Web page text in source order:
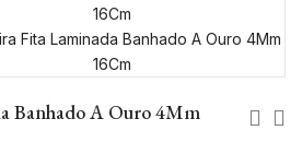
Banhado A Ouro 4Mm